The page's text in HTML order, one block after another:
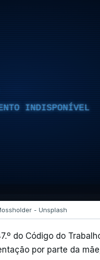
INDISPONÍVEL
- Unsplash
do Código do
por parte da